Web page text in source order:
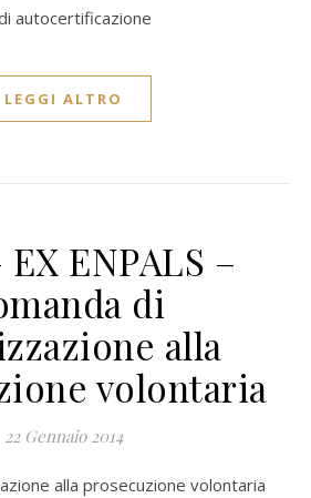
autocertificazione
LEGGI ALTRO
ENPALS –
di
alla
volontaria
22 Gennaio 2014
alla prosecuzione volontaria